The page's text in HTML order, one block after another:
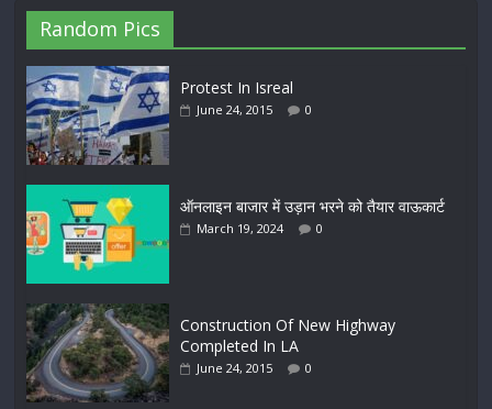
Random Pics
Protest In Isreal
June 24, 2015 0
ऑनलाइन बाजार में उड़ान भरने को तैयार वाऊकार्ट
March 19, 2024 0
Construction Of New Highway
Completed In LA
June 24, 2015 0